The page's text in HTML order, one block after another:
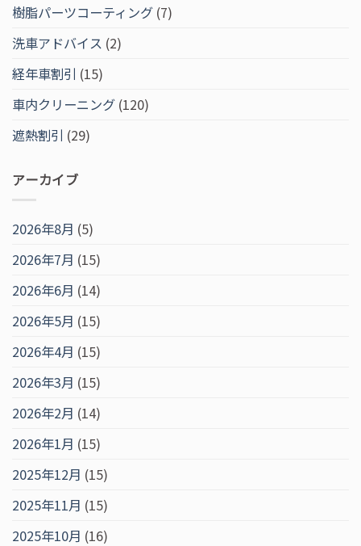
樹脂パーツコーティング (7)
洗車アドバイス (2)
経年車割引 (15)
車内クリーニング (120)
遮熱割引 (29)
アーカイブ
2026年8月 (5)
2026年7月 (15)
2026年6月 (14)
2026年5月 (15)
2026年4月 (15)
2026年3月 (15)
2026年2月 (14)
2026年1月 (15)
2025年12月 (15)
2025年11月 (15)
2025年10月 (16)